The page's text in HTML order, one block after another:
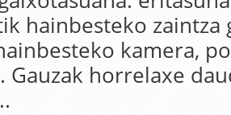
hainbesteko zaintza
kamera,
Gauzak horrelaxe